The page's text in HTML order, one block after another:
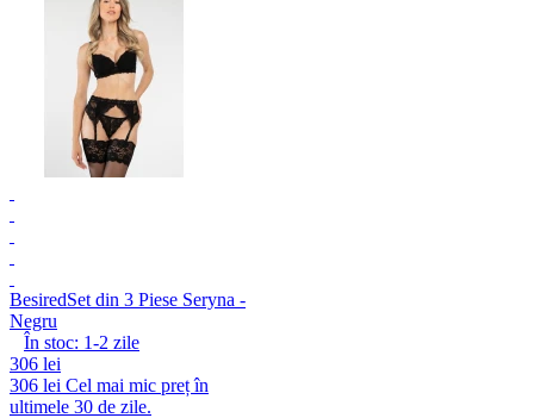
BesiredSet din 3 Piese Seryna -
Negru
În stoc: 1-2 zile
306 lei
306 lei Cel mai mic preț în
ultimele 30 de zile.